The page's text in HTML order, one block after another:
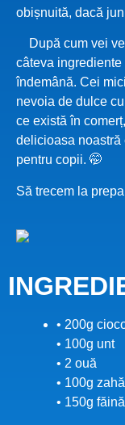
obișnuită, dacă
După cum vei
câteva
îndemână. Cei
nevoia de dulce
ce există în
delicioasa noastră
pentru copii. 🤭
Să trecem la
• 200g
• 100g unt
• 2 ouă
• 100g
• 150g făină